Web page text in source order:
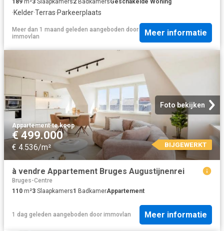
·Kelder·Terras·Parkeerplaats
Meer dan 1 maand geleden aangeboden door
immovlan
Meer informatie
Foto bekijken
Appartement·te koop
€ 499.000
€ 4.536/m² BIJGEWERKT
à vendre Appartement Bruges Augustijnenrei
Bruges-Centre
110 m²3 Slaapkamers1 BadkamerAppartement
1 dag geleden aangeboden door immovlan Meer informatie